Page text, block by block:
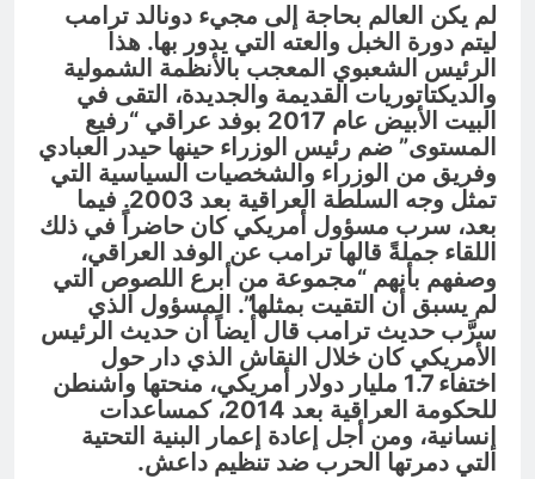
لم يكن العالم بحاجة إلى مجيء دونالد ترامب
ليتم دورة الخبل والعته التي يدور بها. هذا
الرئيس الشعبوي المعجب بالأنظمة الشمولية
والديكتاتوريات القديمة والجديدة، التقى في
البيت الأبيض عام 2017 بوفد عراقي “رفيع
المستوى” ضم رئيس الوزراء حينها حيدر العبادي
وفريق من الوزراء والشخصيات السياسية التي
تمثل وجه السلطة العراقية بعد 2003. فيما
بعد، سرب مسؤول أمريكي كان حاضراً في ذلك
اللقاء جملةً قالها ترامب عن الوفد العراقي،
وصفهم بأنهم “مجموعة من أبرع اللصوص التي
لم يسبق أن التقيت بمثلها”. المسؤول الذي
سرَّب حديث ترامب قال أيضاً أن حديث الرئيس
الأمريكي كان خلال النقاش الذي دار حول
اختفاء 1.7 مليار دولار أمريكي، منحتها واشنطن
للحكومة العراقية بعد 2014، كمساعدات
إنسانية، ومن أجل إعادة إعمار البنية التحتية
التي دمرتها الحرب ضد تنظيم داعش.